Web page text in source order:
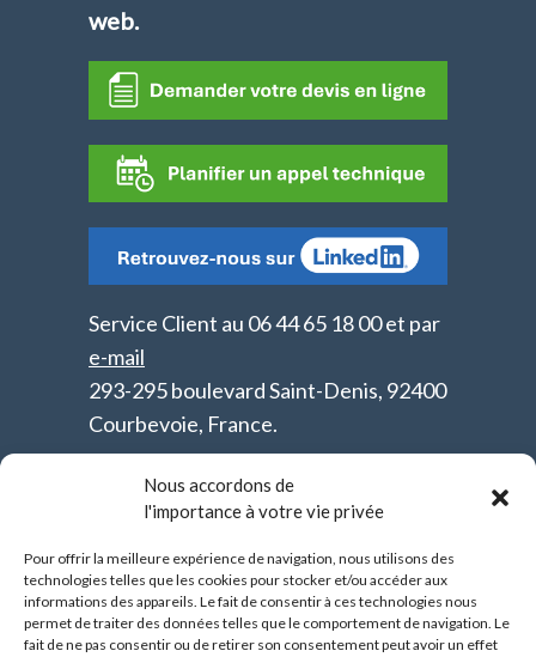
Nous accordons de
l'importance à votre vie privée
Pour offrir la meilleure expérience de navigation, nous utilisons des
technologies telles que les cookies pour stocker et/ou accéder aux
informations des appareils. Le fait de consentir à ces technologies nous
permet de traiter des données telles que le comportement de navigation. Le
fait de ne pas consentir ou de retirer son consentement peut avoir un effet
web.
Service Client au 06 44 65 18 00 et par
e-mail
293-295 boulevard Saint-Denis, 92400
Courbevoie, France.
Conditions générales de vente
(PDF)
Anjali MVP SAS - R.C.S. 817 804 586
Nanterre - SIRET 81780458600052